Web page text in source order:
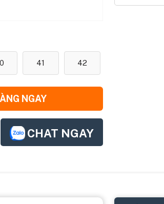
41 42
NGAY
CHAT NGAY